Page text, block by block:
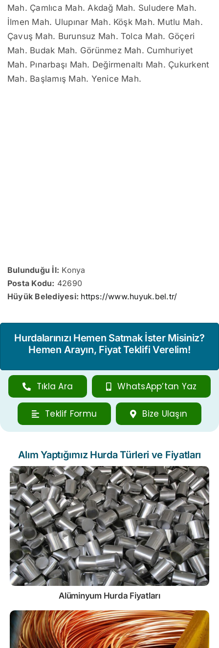
Mah. Çamlıca Mah. Akdağ Mah. Suludere Mah.
İlmen Mah. Ulupınar Mah. Köşk Mah. Mutlu Mah.
Çavuş Mah. Burunsuz Mah. Tolca Mah. Göçeri
Mah. Budak Mah. Görünmez Mah. Cumhuriyet
Mah. Pınarbaşı Mah. Değirmenaltı Mah. Çukurkent
Mah. Başlamış Mah. Yenice Mah.
Bulunduğu İl: Konya
Posta Kodu: 42690
Hüyük Belediyesi: https://www.huyuk.bel.tr/
Hurdalarınızı Hemen Satmak İster Misiniz?
Hemen Arayın, Fiyat Teklifi Verelim!
Tıkla Ara WhatsApp’tan Yaz
Teklif Formu Bize Ulaşın
Alım Yaptığımız Hurda Türleri ve Fiyatları
Alüminyum Hurda Fiyatları